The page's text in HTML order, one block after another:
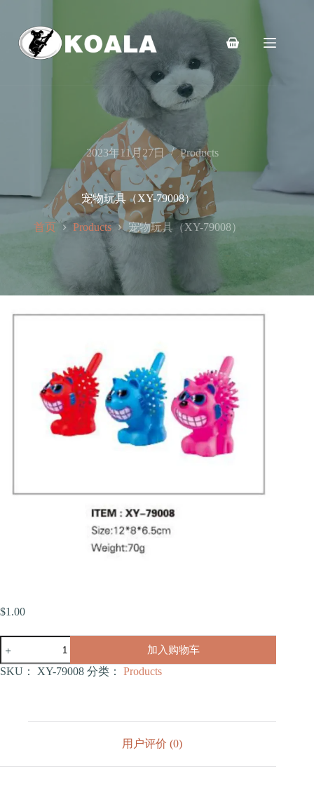
购
车
2023年11月27日 Products
宠物玩具（XY-79008）
首页 Products 宠物玩具（XY-79008）
$1.00
物
玩
加入购物车
SKU： XY-79008 分类： Products
用户评价 (0)